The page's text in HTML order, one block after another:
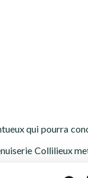
qui pourra
Collilieux